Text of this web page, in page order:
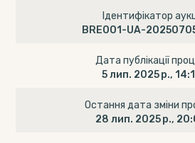
Ідентифікатор
BRE001-UA-
Дата публікації
5 лип. 2025 р.,
Остання дата зміни
28 лип. 2025 р.,